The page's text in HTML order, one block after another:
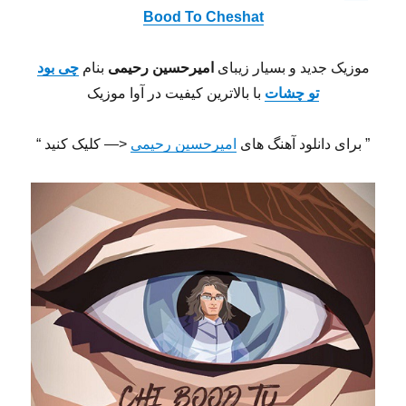
Bood To Cheshat
موزیک جدید و بسیار زیبای امیرحسین رحیمی بنامچی بود
تو چشات با بالاترین کیفیت در آوا موزیک
” برای دانلود آهنگ های امیرحسین رحیمی <— کلیک کنید “